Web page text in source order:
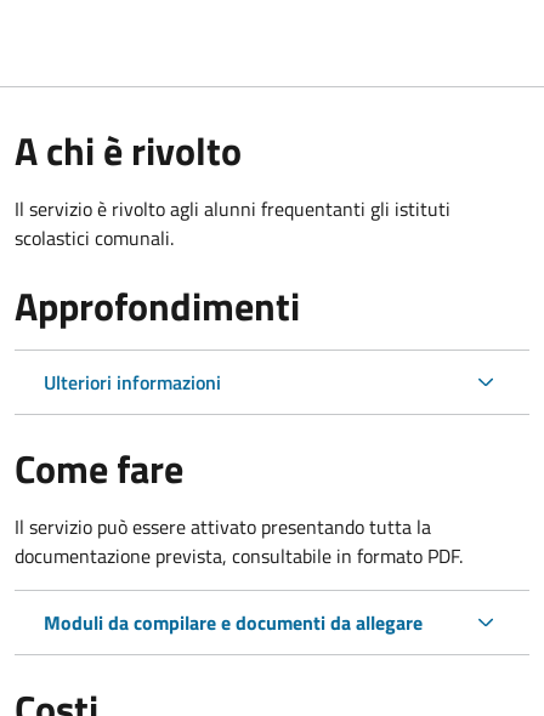
A chi è rivolto
Il servizio è rivolto agli alunni frequentanti gli istituti
scolastici comunali.
Approfondimenti
Ulteriori informazioni
Come fare
Il servizio può essere attivato presentando tutta la
documentazione prevista, consultabile in formato PDF.
Moduli da compilare e documenti da allegare